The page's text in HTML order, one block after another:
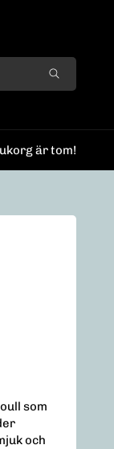
är tom!
som
och